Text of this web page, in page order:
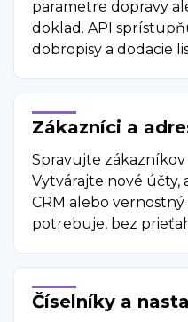
parametre dopravy
doklad. API
dobropisy a dodacie
Zákazníci a
Spravujte zákazníkov
Vytvárajte nové
CRM alebo
potrebuje, bez
Číselníky a